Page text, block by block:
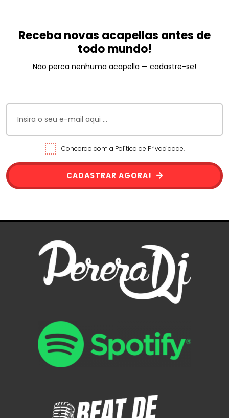
Receba novas acapellas antes de
todo mundo!
Não perca nenhuma acapella — cadastre-se!
Concordo com a Política de Privacidade.
CADASTRAR AGORA!